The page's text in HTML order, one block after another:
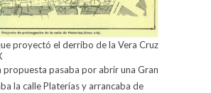
proyectó el derribo de la Vera Cruz
propuesta pasaba por abrir una Gran
la calle Platerías y arrancaba de